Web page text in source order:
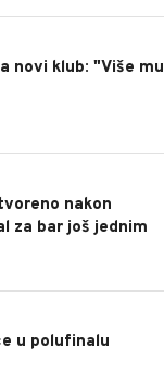
novi klub: "Više mu
nakon
za bar još jednim
u polufinalu